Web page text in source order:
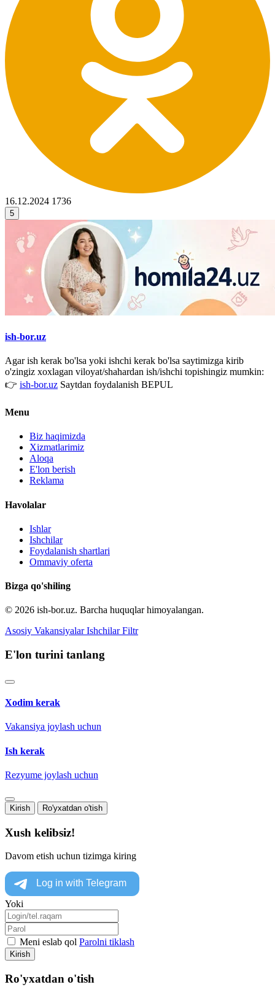
16.12.2024 1736
5
ish-bor.uz
Agar ish kerak bo'lsa yoki ishchi kerak bo'lsa saytimizga kirib
o'zingiz xoxlagan viloyat/shahardan ish/ishchi topishingiz mumkin:
👉 ish-bor.uz Saytdan foydalanish BEPUL
Menu
Biz haqimizda
Xizmatlarimiz
Aloqa
E'lon berish
Reklama
Havolalar
Ishlar
Ishchilar
Foydalanish shartlari
Ommaviy oferta
Bizga qo'shiling
© 2026 ish-bor.uz. Barcha huquqlar himoyalangan.
Asosiy Vakansiyalar Ishchilar Filtr
E'lon turini tanlang
Xodim kerak
Vakansiya joylash uchun
Ish kerak
Rezyume joylash uchun
Kirish Ro'yxatdan o'tish
Xush kelibsiz!
Davom etish uchun tizimga kiring
Yoki
Meni eslab qol Parolni tiklash
Kirish
Ro'yxatdan o'tish